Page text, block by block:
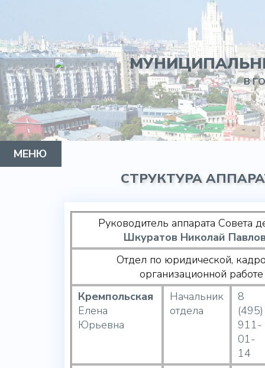
В
МУНИЦИПАЛЬНЫЙ ОКРУГ
МЕНЮ
СТРУКТУРА
Руководитель аппарата Совета
Шкуратов Николай
Отдел по юридической,
организационной работе
Кремпольская
Елена
Юрьевна
Начальник
отдела
8
(495)
911-
01-
14